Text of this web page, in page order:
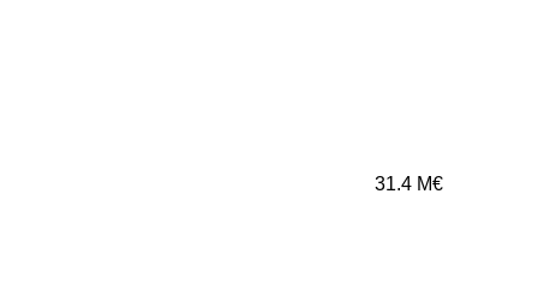
31.4 M€